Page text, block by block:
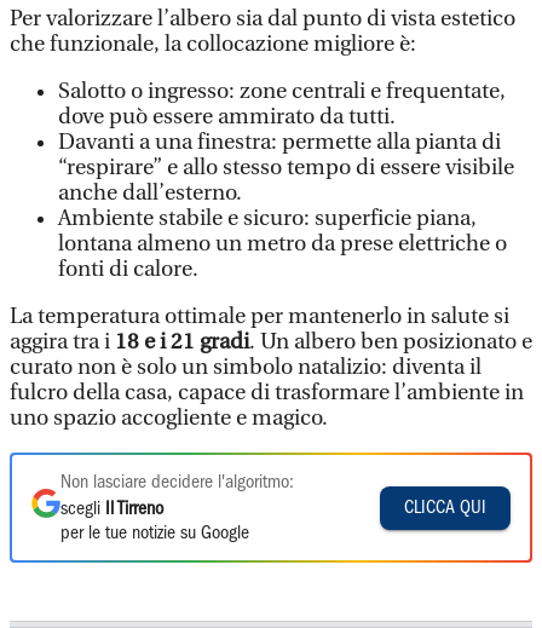
Per valorizzare l’albero sia dal punto di vista estetico
che funzionale, la collocazione migliore è:
Salotto o ingresso: zone centrali e frequentate,
dove può essere ammirato da tutti.
Davanti a una finestra: permette alla pianta di
“respirare” e allo stesso tempo di essere visibile
anche dall’esterno.
Ambiente stabile e sicuro: superficie piana,
lontana almeno un metro da prese elettriche o
fonti di calore.
La temperatura ottimale per mantenerlo in salute si
aggira tra i 18 e i 21 gradi. Un albero ben posizionato e
curato non è solo un simbolo natalizio: diventa il
fulcro della casa, capace di trasformare l’ambiente in
uno spazio accogliente e magico.
Non lasciare decidere l'algoritmo:
scegli
Il Tirreno
per le tue notizie su Google
CLICCA QUI